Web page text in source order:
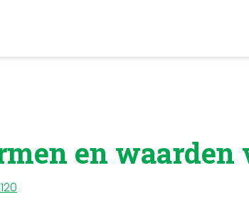
en waarden